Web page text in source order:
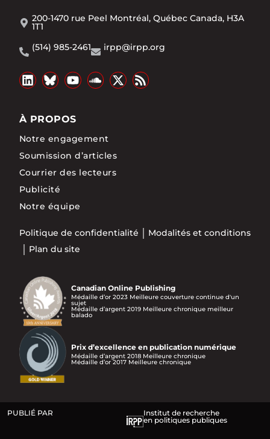
200-1470 rue Peel Montréal, Québec Canada, H3A
1T1
(514) 985-2461
irpp@irpp.org
À PROPOS
Notre engagement
Soumission d’articles
Courrier des lecteurs
Publicité
Notre équipe
Politique de confidentialité
Modalités et conditions
Plan du site
Canadian Online Publishing
Médaille d’or 2023 Meilleure couverture continue d'un
sujet
Médaille d’argent 2019 Meilleure chronique meilleur
balado
Prix d’excellence en publication numérique
Médaille d’argent 2018 Meilleure chronique
Médaille d’or 2017 Meilleure chronique
PUBLIÉ PAR
Institut de recherche
en politiques publiques